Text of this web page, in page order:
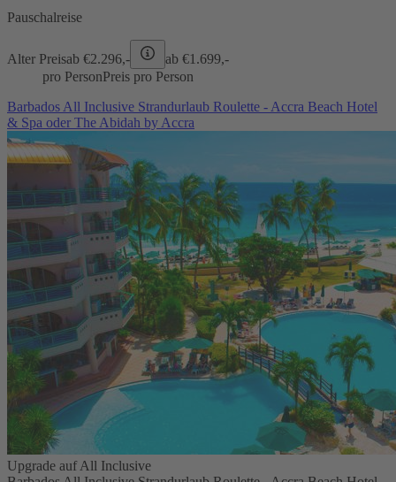
Pauschalreise
Alter Preisab €2.296,- ab €1.699,-
pro PersonPreis pro Person
Barbados All Inclusive Strandurlaub Roulette - Accra Beach Hotel
& Spa oder The Abidah by Accra
Upgrade auf All Inclusive